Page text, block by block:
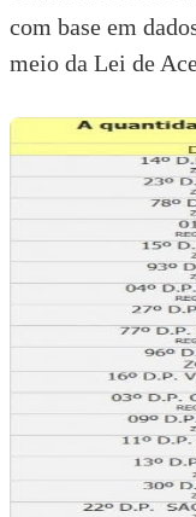
com base em
meio da Lei de